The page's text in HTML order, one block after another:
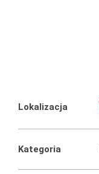
Lokalizacja
Kategoria